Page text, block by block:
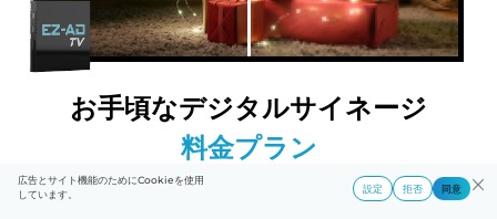
お手頃なデジタルサイネージ
料金プラン
EZ-AD TVデジタルサイネージの料金プランは、デジタルサイネー
広告とサイト機能のためにCookieを使用
しています。
設定 拒否 同意